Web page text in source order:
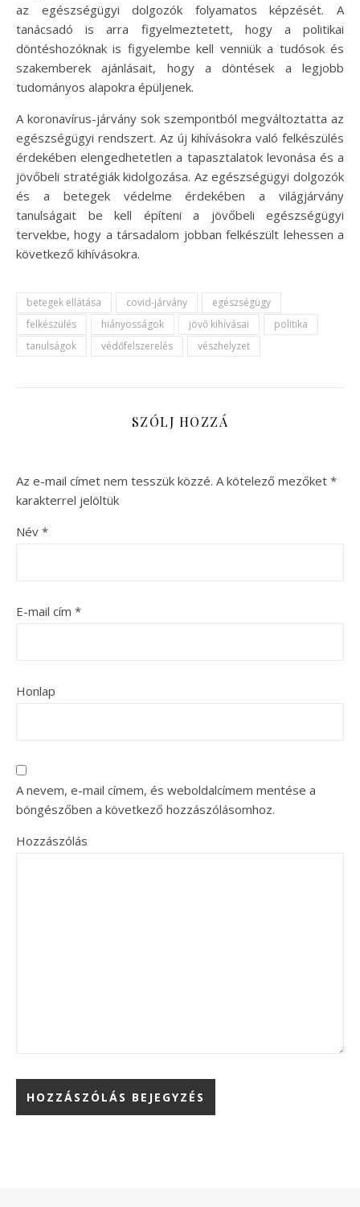
az egészségügyi dolgozók folyamatos képzését. A
tanácsadó is arra figyelmeztetett, hogy a politikai
döntéshozóknak is figyelembe kell venniük a tudósok és
szakemberek ajánlásait, hogy a döntések a legjobb
tudományos alapokra épüljenek.
A koronavírus-járvány sok szempontból megváltoztatta az
egészségügyi rendszert. Az új kihívásokra való felkészülés
érdekében elengedhetetlen a tapasztalatok levonása és a
jövőbeli stratégiák kidolgozása. Az egészségügyi dolgozók
és a betegek védelme érdekében a világjárvány
tanulságait be kell építeni a jövőbeli egészségügyi
tervekbe, hogy a társadalom jobban felkészült lehessen a
következő kihívásokra.
betegek ellátása covid-járvány
egészségügy
felkészülés
hiányosságok jövő kihívásai
politika
tanulságok
védőfelszerelés vészhelyzet
SZÓLJ HOZZÁ
Az e-mail címet nem tesszük közzé. A kötelező mezőket *
karakterrel jelöltük
Név *
E-mail cím *
Honlap
A nevem, e-mail címem, és weboldalcímem mentése a
böngészőben a következő hozzászólásomhoz.
Hozzászólás